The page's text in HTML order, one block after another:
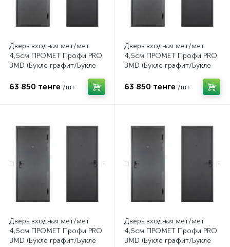
Дверь входная мет/мет
4,5см ПРОМЕТ Профи PRO
BMD (Букле графит/Букле
63 850 тенге /шт
Дверь входная мет/мет
4,5см ПРОМЕТ Профи PRO
BMD (Букле графит/Букле
63 850 тенге /шт
Дверь входная мет/мет
4,5см ПРОМЕТ Профи PRO
BMD (Букле графит/Букле
Дверь входная мет/мет
4,5см ПРОМЕТ Профи PRO
BMD (Букле графит/Букле